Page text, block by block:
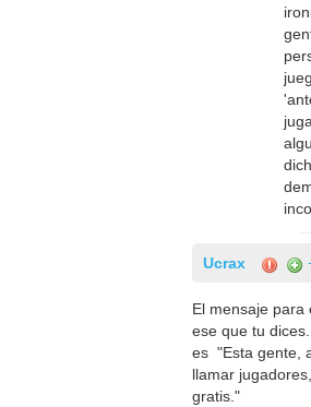
Ucrax
El mensaje para
ese que tu
es "Esta gente,
llamar
gratis."